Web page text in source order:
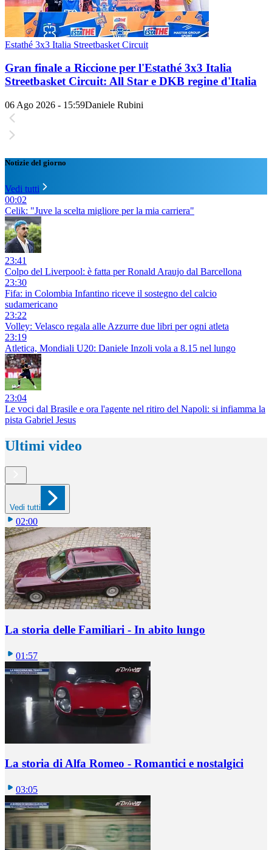
Estathé 3x3 Italia Streetbasket Circuit
Gran finale a Riccione per l'Estathé 3x3 Italia
Streetbasket Circuit: All Star e DKB regine d'Italia
06 Ago 2026 - 15:59Daniele Rubini
Notizie del giorno
Vedi tutti
00:02
Celik: "Juve la scelta migliore per la mia carriera"
23:41
Colpo del Liverpool: è fatta per Ronald Araujo dal Barcellona
23:30
Fifa: in Colombia Infantino riceve il sostegno del calcio
sudamericano
23:22
Volley: Velasco regala alle Azzurre due libri per ogni atleta
23:19
Atletica, Mondiali U20: Daniele Inzoli vola a 8.15 nel lungo
23:04
Le voci dal Brasile e ora l'agente nel ritiro del Napoli: si infiamma la
pista Gabriel Jesus
Ultimi video
Vedi tutti
02:00
La storia delle Familiari - In abito lungo
01:57
La storia di Alfa Romeo - Romantici e nostalgici
03:05